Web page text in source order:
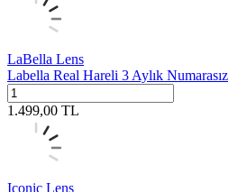
LaBella Lens
Labella Real Hareli 3 Aylık Numarasız
1.499,00 TL
Iconic Lens